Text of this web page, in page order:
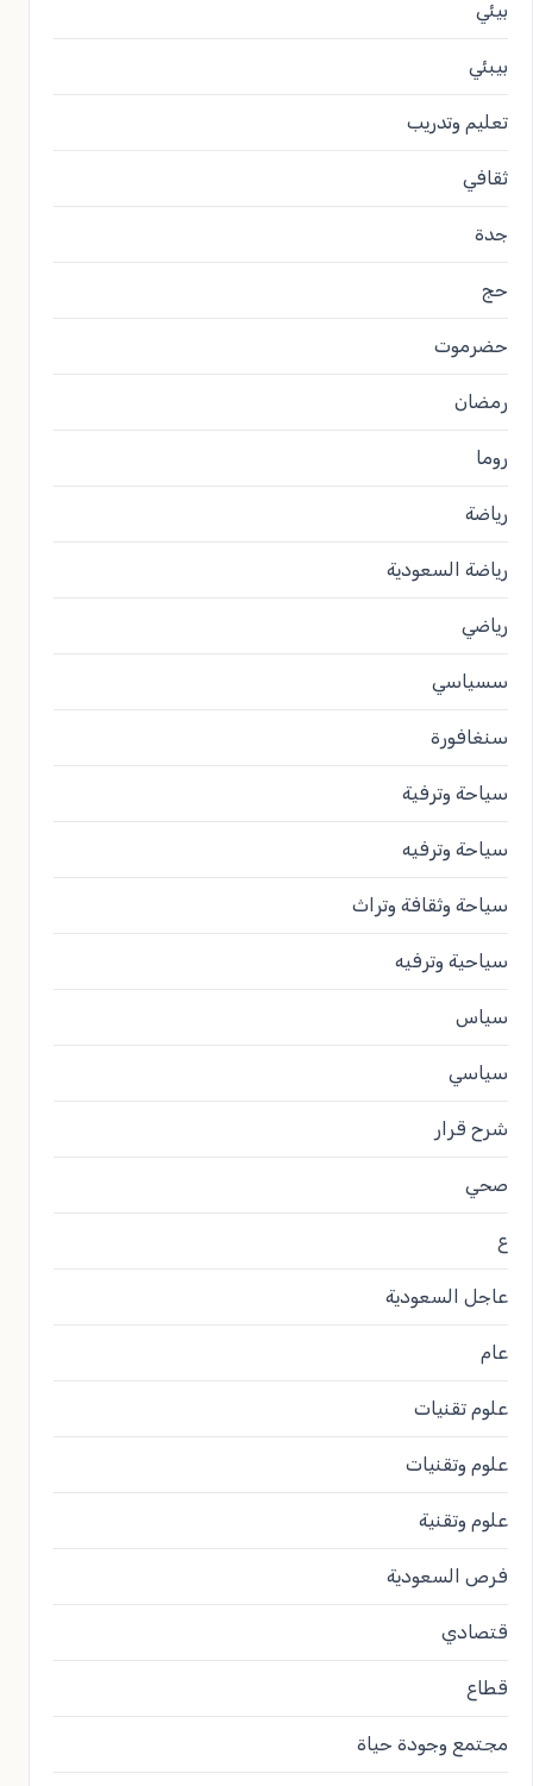
بيئي
بيبئي
تعليم وتدريب
ثقافي
جدة
حج
حضرموت
رمضان
روما
رياضة
رياضة السعودية
رياضي
سسياسي
سنغافورة
سياحة وترفية
سياحة وترفيه
سياحة وثقافة وتراث
سياحية وترفيه
سياس
سياسي
شرح قرار
صحي
ع
عاجل السعودية
عام
علوم تقنيات
علوم وتقنيات
علوم وتقنية
فرص السعودية
قتصادي
قطاع
مجتمع وجودة حياة